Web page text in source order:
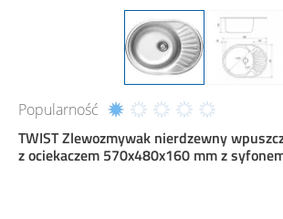
Popularność
TWIST Zlewozmywak nierdzewny
z ociekaczem 570x480x160 mm z